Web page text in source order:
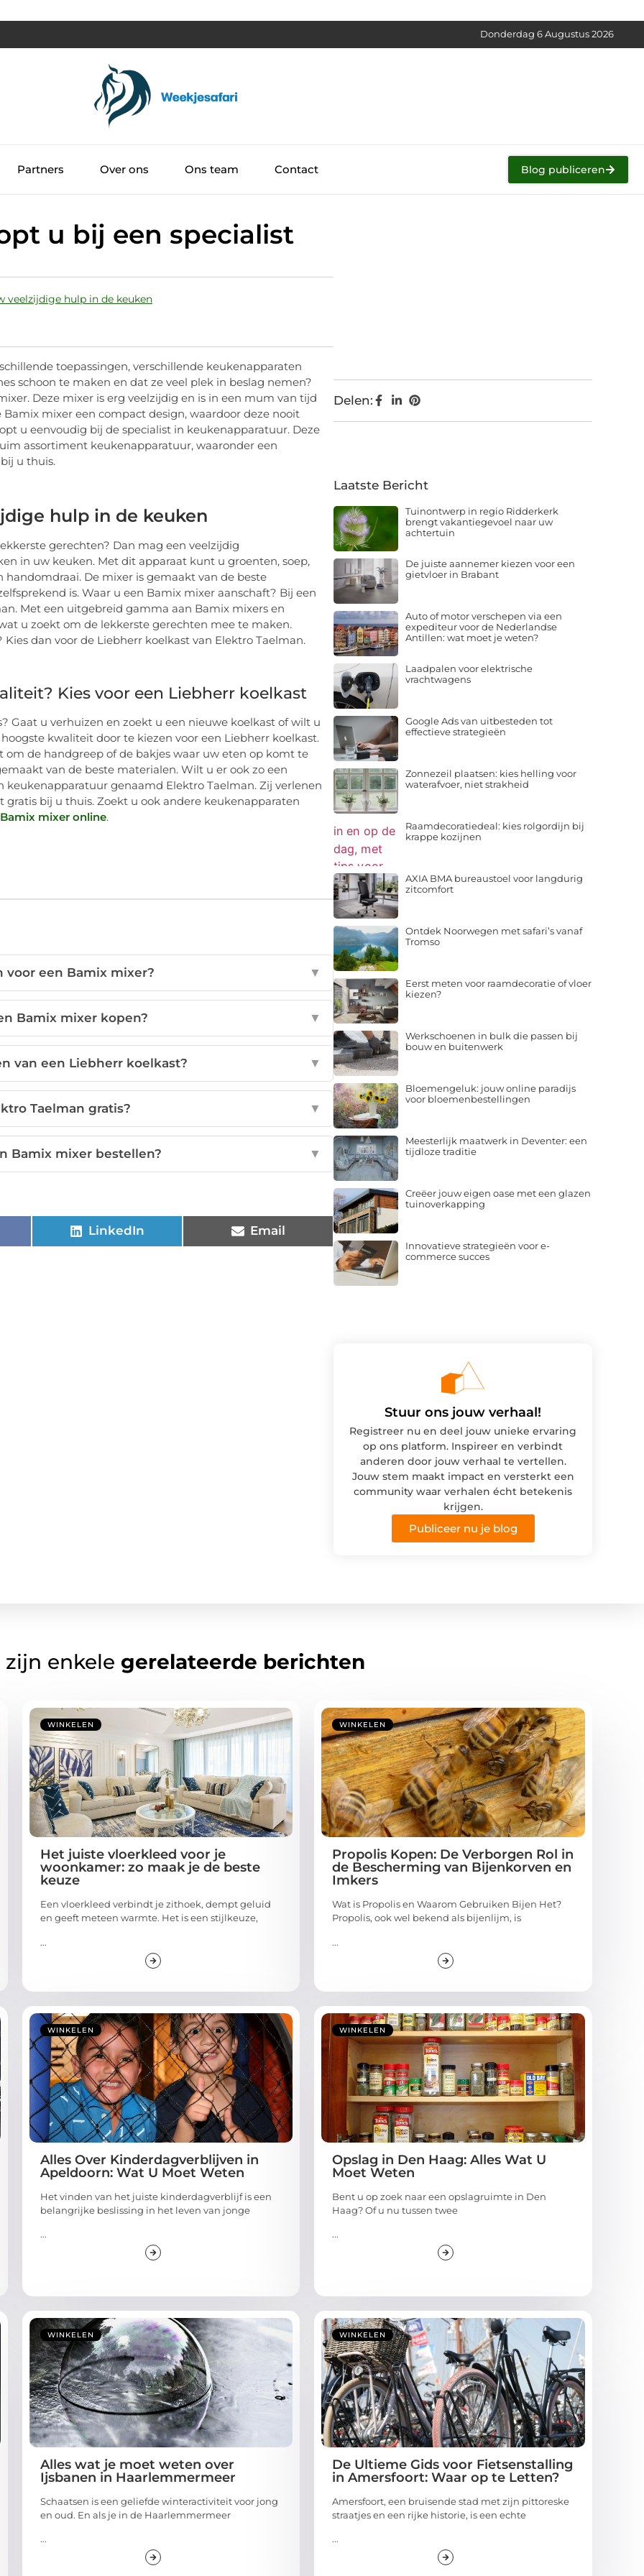
u bij een specialist
veelzijdige hulp in de keuken
toepassingen, verschillende keukenapparaten
schoon te maken en dat ze veel plek in beslag nemen?
Deze mixer is erg veelzijdig en is in een mum van tijd
mixer een compact design, waardoor deze nooit
u eenvoudig bij de specialist in keukenapparatuur. Deze
assortiment keukenapparatuur, waaronder een
u thuis.
hulp in de keuken
gerechten? Dan mag een veelzijdig
in uw keuken. Met dit apparaat kunt u groenten, soep,
De mixer is gemaakt van de beste
is. Waar u een Bamix mixer aanschaft? Bij een
Met een uitgebreid gamma aan Bamix mixers en
u zoekt om de lekkerste gerechten mee te maken.
dan voor de Liebherr koelkast van Elektro Taelman.
Kies voor een Liebherr koelkast
Gaat u verhuizen en zoekt u een nieuwe koelkast of wilt u
kwaliteit door te kiezen voor een Liebherr koelkast.
de handgreep of de bakjes waar uw eten op komt te
van de beste materialen. Wilt u er ook zo een
keukenapparatuur genaamd Elektro Taelman. Zij verlenen
bij u thuis. Zoekt u ook andere keukenapparaten
mixer online.
voor een Bamix mixer? ▼
Bamix mixer kopen? ▼
van een Liebherr koelkast? ▼
Taelman gratis? ▼
Bamix mixer bestellen? ▼
LinkedIn Email
Delen:
Laatste Bericht
Tuinontwerp in regio Ridderkerk
brengt vakantiegevoel naar uw
achtertuin
De juiste aannemer kiezen voor een
gietvloer in Brabant
Auto of motor verschepen via een
expediteur voor de Nederlandse
Antillen: wat moet je weten?
Laadpalen voor elektrische
vrachtwagens
Google Ads van uitbesteden tot
effectieve strategieën
Zonnezeil plaatsen: kies helling voor
waterafvoer, niet strakheid
Raamdecoratiedeal: kies rolgordijn bij
krappe kozijnen
AXIA BMA bureaustoel voor langdurig
zitcomfort
Ontdek Noorwegen met safari’s vanaf
Tromso
Eerst meten voor raamdecoratie of vloer
kiezen?
Werkschoenen in bulk die passen bij
bouw en buitenwerk
Bloemengeluk: jouw online paradijs
voor bloemenbestellingen
Meesterlijk maatwerk in Deventer: een
tijdloze traditie
Creëer jouw eigen oase met een glazen
tuinoverkapping
Innovatieve strategieën voor e-
commerce succes
Stuur ons jouw verhaal!
Registreer nu en deel jouw unieke ervaring
op ons platform. Inspireer en verbindt
anderen door jouw verhaal te vertellen.
Jouw stem maakt impact en versterkt een
community waar verhalen écht betekenis
krijgen.
Publiceer nu je blog
zijn enkele gerelateerde berichten
WINKELEN
Het juiste vloerkleed voor je
woonkamer: zo maak je de beste
keuze
Een vloerkleed verbindt je zithoek, dempt geluid
en geeft meteen warmte. Het is een stijlkeuze,
...
WINKELEN
Propolis Kopen: De Verborgen Rol in
de Bescherming van Bijenkorven en
Imkers
Wat is Propolis en Waarom Gebruiken Bijen Het?
Propolis, ook wel bekend als bijenlijm, is
...
WINKELEN
Alles Over Kinderdagverblijven in
Apeldoorn: Wat U Moet Weten
Het vinden van het juiste kinderdagverblijf is een
belangrijke beslissing in het leven van jonge
...
WINKELEN
Opslag in Den Haag: Alles Wat U
Moet Weten
Bent u op zoek naar een opslagruimte in Den
Haag? Of u nu tussen twee
...
WINKELEN
Alles wat je moet weten over
Ijsbanen in Haarlemmermeer
Schaatsen is een geliefde winteractiviteit voor jong
en oud. En als je in de Haarlemmermeer
...
WINKELEN
De Ultieme Gids voor Fietsenstalling
in Amersfoort: Waar op te Letten?
Amersfoort, een bruisende stad met zijn pittoreske
straatjes en een rijke historie, is een echte
...